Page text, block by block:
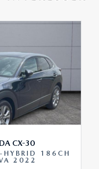
CX-30
186CH
2022